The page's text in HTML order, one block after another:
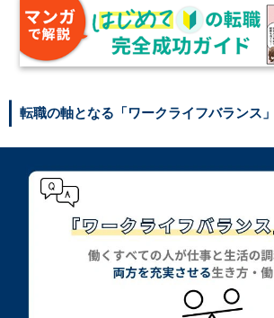
転職の軸となる「ワークライフバランス